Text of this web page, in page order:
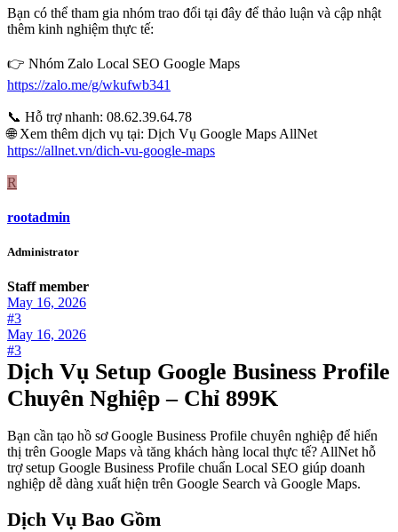
Bạn có thể tham gia nhóm trao đổi tại đây để thảo luận và cập nhật
thêm kinh nghiệm thực tế:
👉 Nhóm Zalo Local SEO Google Maps
https://zalo.me/g/wkufwb341
📞 Hỗ trợ nhanh: 08.62.39.64.78
🌐 Xem thêm dịch vụ tại: Dịch Vụ Google Maps AllNet
https://allnet.vn/dich-vu-google-maps
R
rootadmin
Administrator
Staff member
May 16, 2026
#3
May 16, 2026
#3
Dịch Vụ Setup Google Business Profile
Chuyên Nghiệp – Chỉ 899K
Bạn cần tạo hồ sơ Google Business Profile chuyên nghiệp để hiển
thị trên Google Maps và tăng khách hàng local thực tế? AllNet hỗ
trợ setup Google Business Profile chuẩn Local SEO giúp doanh
nghiệp dễ dàng xuất hiện trên Google Search và Google Maps.
Dịch Vụ Bao Gồm